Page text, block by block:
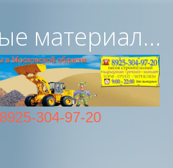
с доставкой в Московской области
304-97-20